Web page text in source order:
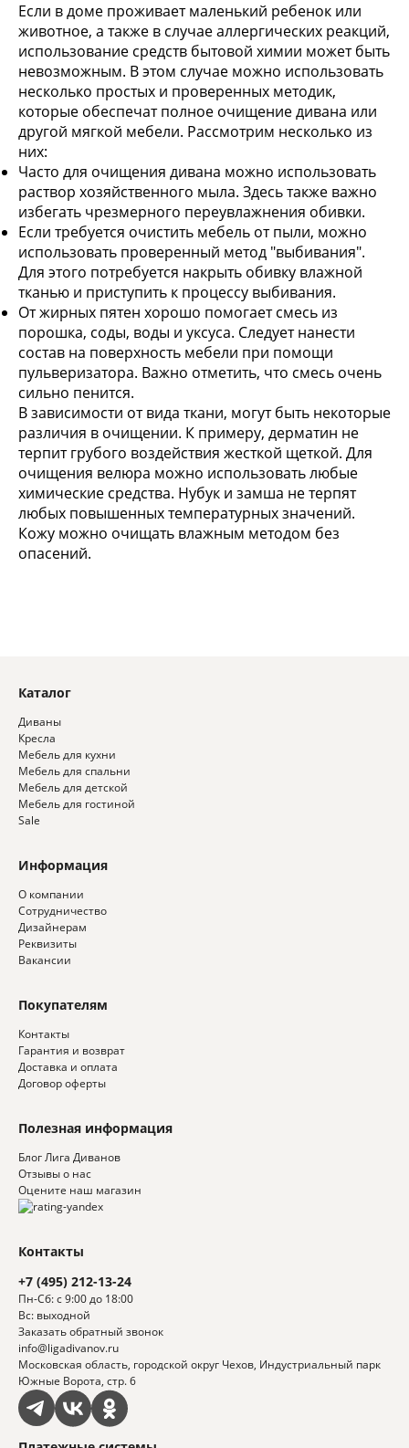
Если в доме проживает маленький ребенок или
животное, а также в случае аллергических реакций,
использование средств бытовой химии может быть
невозможным. В этом случае можно использовать
несколько простых и проверенных методик,
которые обеспечат полное очищение дивана или
другой мягкой мебели. Рассмотрим несколько из
них:
Часто для очищения дивана можно использовать
раствор хозяйственного мыла. Здесь также важно
избегать чрезмерного переувлажнения обивки.
Если требуется очистить мебель от пыли, можно
использовать проверенный метод "выбивания".
Для этого потребуется накрыть обивку влажной
тканью и приступить к процессу выбивания.
От жирных пятен хорошо помогает смесь из
порошка, соды, воды и уксуса. Следует нанести
состав на поверхность мебели при помощи
пульверизатора. Важно отметить, что смесь очень
сильно пенится.
В зависимости от вида ткани, могут быть некоторые
различия в очищении. К примеру, дерматин не
терпит грубого воздействия жесткой щеткой. Для
очищения велюра можно использовать любые
химические средства. Нубук и замша не терпят
любых повышенных температурных значений.
Кожу можно очищать влажным методом без
опасений.
Каталог
Диваны
Кресла
Мебель для кухни
Мебель для спальни
Мебель для детской
Мебель для гостиной
Sale
Информация
О компании
Сотрудничество
Дизайнерам
Реквизиты
Вакансии
Покупателям
Контакты
Гарантия и возврат
Доставка и оплата
Договор оферты
Контакты
+7 (495) 212-13-24
Пн-Сб: с 9:00 до 18:00
Вс: выходной
Заказать обратный звонок
info@ligadivanov.ru
Московская область, городской округ Чехов, Индустриальный парк
Южные Ворота, стр. 6
Полезная информация
Блог Лига Диванов
Отзывы о нас
Оцените наш магазин